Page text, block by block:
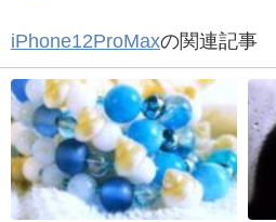
iPhone12ProMaxの関連記事